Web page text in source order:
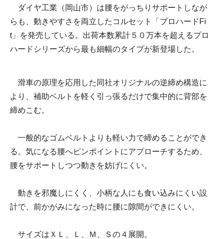
ダイヤ工業（岡山市）は腰をがっちりサポートしなが
らも、動きやすさを両立したコルセット「プロハードFi
t」を発売している。出荷本数累計５０万本を超えるプロ
ハードシリーズから最も細幅のタイプが新登場した。
滑車の原理を応用した同社オリジナルの逆締め構造に
より、補助ベルトを軽く引っ張るだけで集中的に背部を
締めこむ。
一般的なゴムベルトよりも軽い力で締めることができ
る。気になる腰へピンポイントにアプローチするため、
腰をサポートしつつ動きを妨げにくい。
動きを邪魔しにくく、小柄な人にも食い込みにくい設
計で、前かがみになった時に腰に隙間ができにくい。
サイズはＸＬ、Ｌ、Ｍ、Ｓの４展開。